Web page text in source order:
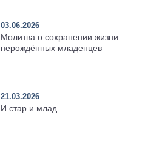
03.06.2026
Молитва о сохранении жизни
нерождённых младенцев
21.03.2026
И стар и млад